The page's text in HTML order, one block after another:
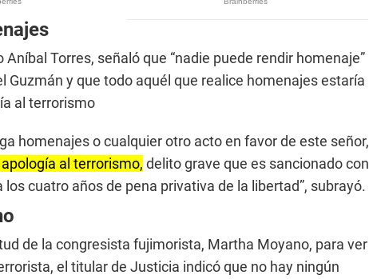
Torres, señaló que “nadie puede rendir homenaje”
Guzmán y que todo aquél que realice homenajes estaría
al terrorismo
homenajes o cualquier otro acto en favor de este señor,
al terrorismo, delito grave que es sancionado con
los cuatro años de pena privativa de la libertad”, subrayó.
de la congresista fujimorista, Martha Moyano, para ver
el titular de Justicia indicó que no hay ningún